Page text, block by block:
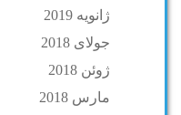
ژانویه 2019
جولای 2018
ژوئن 2018
مارس 2018